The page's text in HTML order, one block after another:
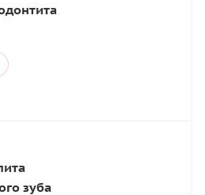
зуба